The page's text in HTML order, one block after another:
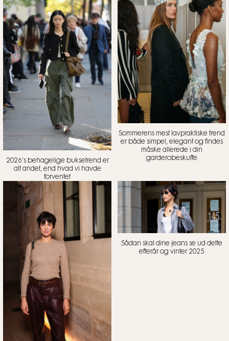
2026’s behagelige buksetrend er
alt andet, end hvad vi havde
forventet
Sommerens mest lavpraktiske trend
er både simpel, elegant og findes
måske allerede i din
garderobeskuffe
Sådan skal dine jeans se ud dette
efterår og vinter 2025